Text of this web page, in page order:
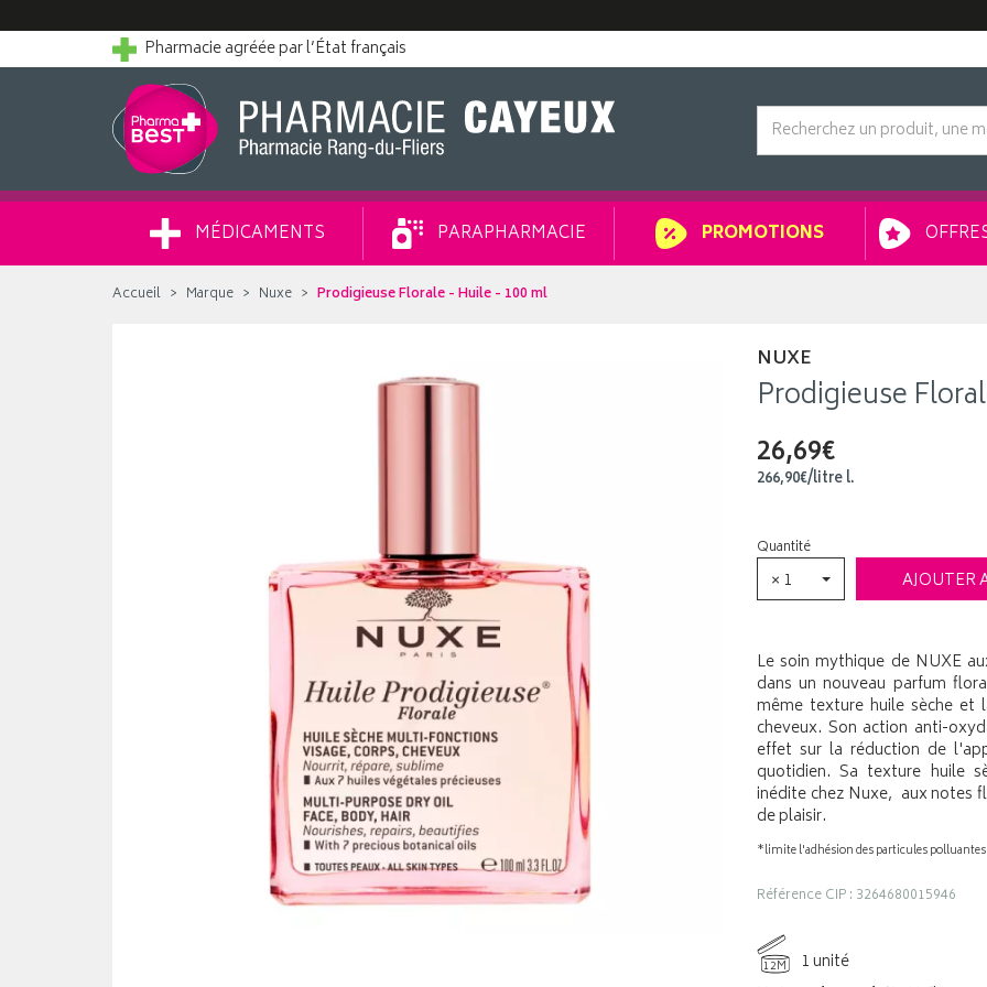
Pharmacie agréée par l’État français
MÉDICAMENTS PARAPHARMACIE PROMOTIONS
Accueil Marque Nuxe Prodigieuse Florale - Huile - 100 ml
NUXE
Prodigieuse
26,69€
266,90€/litrel.
Quantité
× 1 AJOUTER
Le soin mythique de NUXE
dans un nouveau parfum
même texture huile sèche et
cheveux. Son action anti-
effet sur la réduction de
quotidien. Sa texture huile
inédite chez Nuxe, aux notes
de plaisir.
*limite l'adhésion des particules polluantes
Référence CIP : 3264680015946
12M
1 unité